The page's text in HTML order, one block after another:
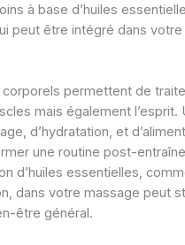
à base d’huiles
peut être intégré dans votre
permettent de
mais également l’esprit.
d’hydratation, et
une routine post-
d’huiles essentielles,
dans votre massage peut
être général.